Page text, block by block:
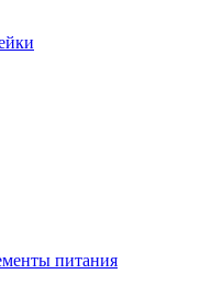
питания